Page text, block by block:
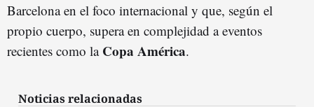
Barcelona en el foco internacional y que, según el
propio cuerpo, supera en complejidad a eventos
recientes como la Copa América.
Noticias relacionadas